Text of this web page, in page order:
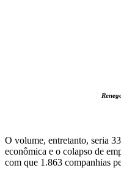
O volume, entretanto, seria
econômica e o colapso de
com que 1.863 companhias